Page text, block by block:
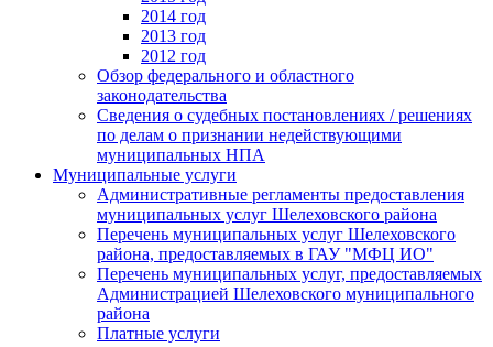
2014 год
2013 год
2012 год
Обзор федерального и областного
законодательства
Сведения о судебных постановлениях / решениях
по делам о признании недействующими
муниципальных НПА
Муниципальные услуги
Административные регламенты предоставления
муниципальных услуг Шелеховского района
Перечень муниципальных услуг Шелеховского
района, предоставляемых в ГАУ "МФЦ ИО"
Перечень муниципальных услуг, предоставляемых
Администрацией Шелеховского муниципального
района
Платные услуги